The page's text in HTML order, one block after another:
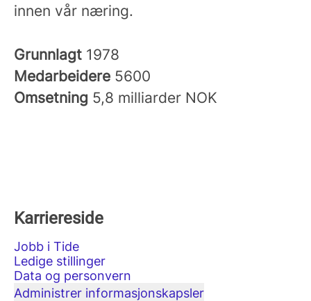
innen vår næring.
Grunnlagt 1978
Medarbeidere 5600
Omsetning 5,8 milliarder NOK
Karriereside
Jobb i Tide
Ledige stillinger
Data og personvern
Administrer informasjonskapsler